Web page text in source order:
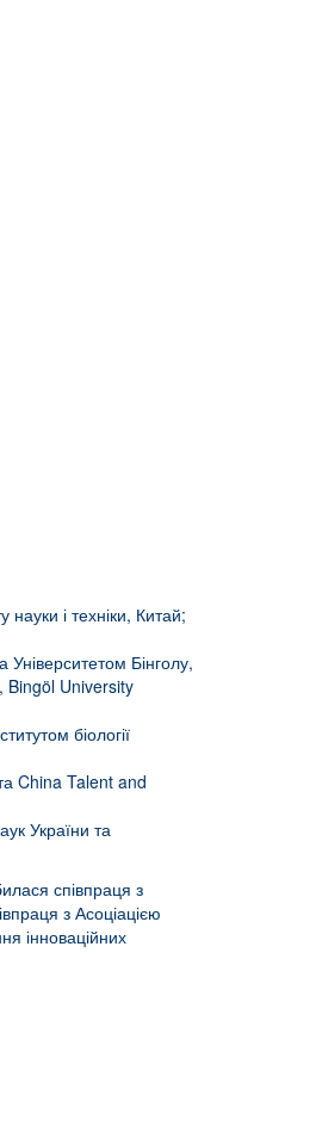
і техніки, Китай;
Університетом Бінголу,
Bingöl University
біології
China Talent and
України та
співпраця з
з Асоціацією
інноваційних